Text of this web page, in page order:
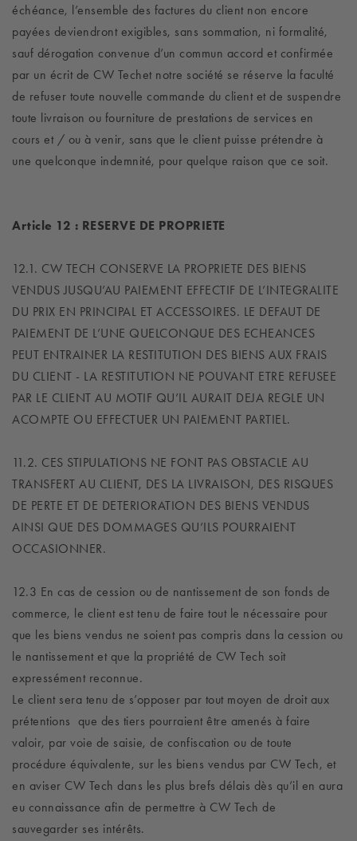
échéance, l’ensemble des factures du client non encore
payées deviendront exigibles, sans sommation, ni formalité,
sauf dérogation convenue d’un commun accord et confirmée
par un écrit de CW Techet notre société se réserve la faculté
de refuser toute nouvelle commande du client et de suspendre
toute livraison ou fourniture de prestations de services en
cours et / ou à venir, sans que le client puisse prétendre à
une quelconque indemnité, pour quelque raison que ce soit.
Article 12 : RESERVE DE PROPRIETE
12.1. CW TECH CONSERVE LA PROPRIETE DES BIENS
VENDUS JUSQU’AU PAIEMENT EFFECTIF DE L’INTEGRALITE
DU PRIX EN PRINCIPAL ET ACCESSOIRES. LE DEFAUT DE
PAIEMENT DE L’UNE QUELCONQUE DES ECHEANCES
PEUT ENTRAINER LA RESTITUTION DES BIENS AUX FRAIS
DU CLIENT - LA RESTITUTION NE POUVANT ETRE REFUSEE
PAR LE CLIENT AU MOTIF QU’IL AURAIT DEJA REGLE UN
ACOMPTE OU EFFECTUER UN PAIEMENT PARTIEL.
11.2. CES STIPULATIONS NE FONT PAS OBSTACLE AU
TRANSFERT AU CLIENT, DES LA LIVRAISON, DES RISQUES
DE PERTE ET DE DETERIORATION DES BIENS VENDUS
AINSI QUE DES DOMMAGES QU’ILS POURRAIENT
OCCASIONNER.
12.3 En cas de cession ou de nantissement de son fonds de
commerce, le client est tenu de faire tout le nécessaire pour
que les biens vendus ne soient pas compris dans la cession ou
le nantissement et que la propriété de CW Tech soit
expressément reconnue.
Le client sera tenu de s’opposer par tout moyen de droit aux
prétentions que des tiers pourraient être amenés à faire
valoir, par voie de saisie, de confiscation ou de toute
procédure équivalente, sur les biens vendus par CW Tech, et
en aviser CW Tech dans les plus brefs délais dès qu’il en aura
eu connaissance afin de permettre à CW Tech de
sauvegarder ses intérêts.